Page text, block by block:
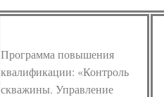
Программа повышения
квалификации: «Контроль
скважины. Управление